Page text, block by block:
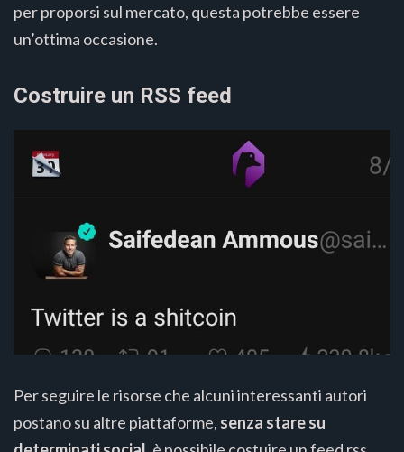
per proporsi sul mercato, questa potrebbe essere
un’ottima occasione.
Costruire un RSS feed
Per seguire le risorse che alcuni interessanti autori
postano su altre piattaforme, senza stare su